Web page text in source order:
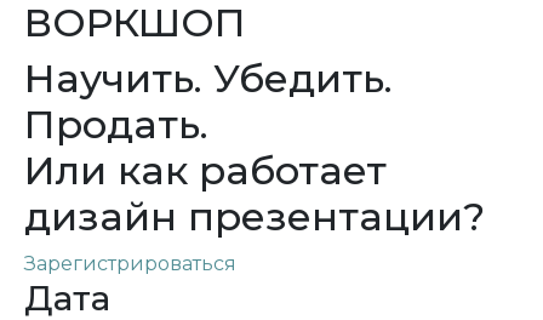
ВОРКШОП
Научить. Убедить.
Продать.
Или как работает
дизайн презентации?
Зарегистрироваться
Дата